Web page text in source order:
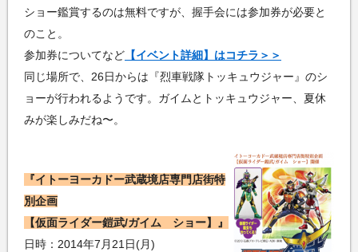
ショー鑑賞するのは無料ですが、握手会には参加券が必要と
のこと。
参加券についてなど 【イベント詳細】はコチラ＞＞
同じ場所で、26日からは『烈車戦隊トッキュウジャー』のシ
ョーが行われるようです。ガイムとトッキュウジャー、夏休
みが楽しみだね〜。
『イトーヨーカドー武蔵境店専門店街特
別企画
【仮面ライダー鎧武/ガイム ショー】』
日時：2014年7月21日(月)